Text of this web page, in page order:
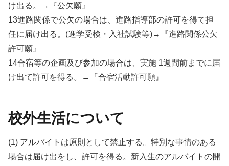
け出る。→『公欠願』
13進路関係で公欠の場合は、進路指導部の許可を得て担
任に届け出る。(進学受検・入社試験等)→『進路関係公欠
許可願』
14合宿等の企画及び参加の場合は、実施 1週間前までに届
け出て許可を得る。→『合宿活動許可願』
校外生活について
(1) アルバイトは原則として禁止する。特別な事情のある
場合は届け出をし、許可を得る。新入生のアルバイトの開